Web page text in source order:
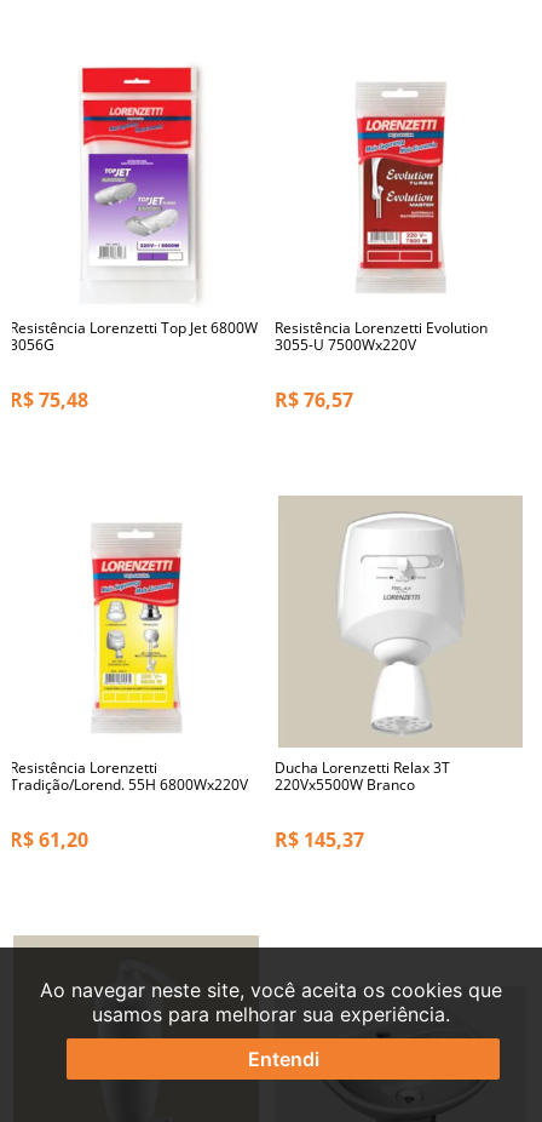
Resistência Lorenzetti Top Jet 6800W
3056G
R$75,48
Resistência Lorenzetti Evolution
3055-U 7500Wx220V
R$76,57
Resistência Lorenzetti
Tradição/Lorend. 55H 6800Wx220V
R$61,20
Ducha Lorenzetti Relax 3T
220Vx5500W Branco
R$ 145,37
Ao navegar neste site, você aceita os cookies que
usamos para melhorar sua experiência.
Entendi